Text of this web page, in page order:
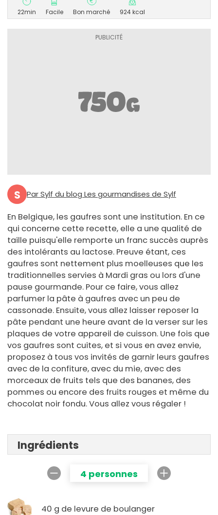
22min Facile Bon marché 924 kcal
S Par Sylf du blog Les gourmandises de Sylf
En Belgique, les gaufres sont une institution. En ce
qui concerne cette recette, elle a une qualité de
taille puisqu'elle remporte un franc succès auprès
des intolérants au lactose. Preuve étant, ces
gaufres sont nettement plus moelleuses que les
traditionnelles servies à Mardi gras ou lors d'une
pause gourmande. Pour ce faire, vous allez
parfumer la pâte à gaufres avec un peu de
cassonade. Ensuite, vous allez laisser reposer la
pâte pendant une heure avant de la verser sur les
plaques de votre appareil de cuisson. Une fois que
vos gaufres sont cuites, et si vous en avez envie,
proposez à tous vos invités de garnir leurs gaufres
avec de la confiture, avec du mie, avec des
morceaux de fruits tels que des bananes, des
pommes ou encore des fruits rouges et même du
chocolat noir fondu. Vous allez vous régaler !
Ingrédients
4 personnes
40 g de levure de boulanger